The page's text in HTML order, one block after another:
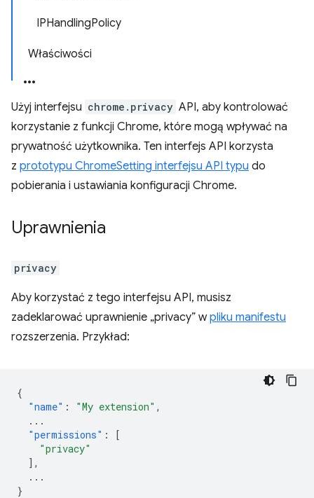
IPHandlingPolicy
Właściwości
Użyj interfejsu chrome.privacy API, aby kontrolować
korzystanie z funkcji Chrome, które mogą wpływać na
prywatność użytkownika. Ten interfejs API korzysta
z prototypu ChromeSetting interfejsu API typu do
pobierania i ustawiania konfiguracji Chrome.
Uprawnienia
privacy
Aby korzystać z tego interfejsu API, musisz
zadeklarować uprawnienie „privacy” wpliku manifestu
rozszerzenia. Przykład:
{
"name" : "My extension" ,
...
"permissions" :
[
"privacy"
],
...
}